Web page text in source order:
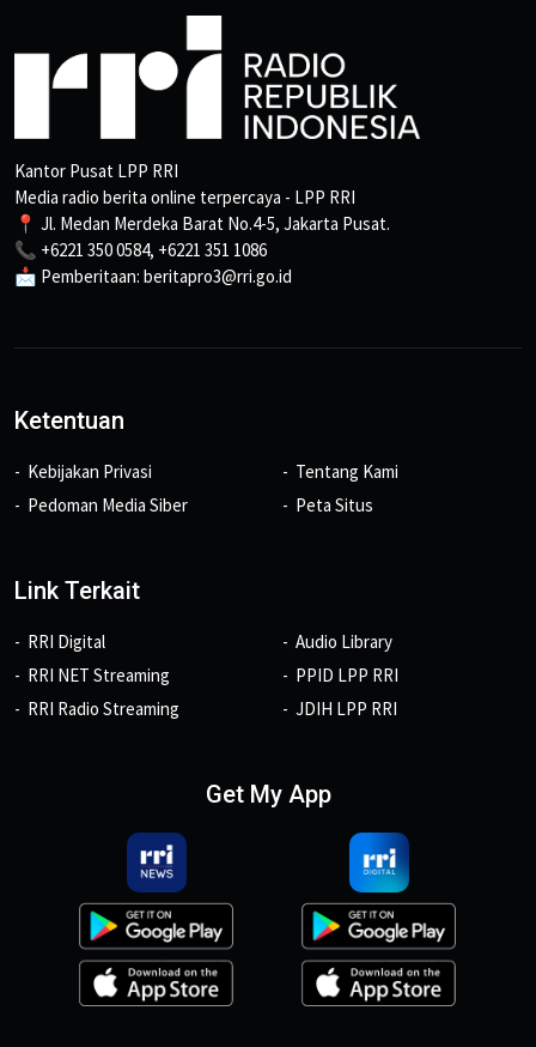
Kantor Pusat LPP RRI
Media radio berita online terpercaya - LPP RRI
📍 Jl. Medan Merdeka Barat No.4-5, Jakarta Pusat.
📞 +6221 350 0584, +6221 351 1086
📩 Pemberitaan: beritapro3@rri.go.id
Ketentuan
Kebijakan Privasi
Pedoman Media Siber
Tentang Kami
Peta Situs
Link Terkait
RRI Digital
RRI NET Streaming
RRI Radio Streaming
Audio Library
PPID LPP RRI
JDIH LPP RRI
Get My App